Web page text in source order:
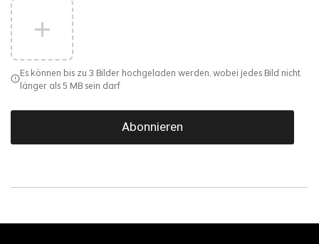
Es können bis zu 3 Bilder hochgeladen werden, wobei jedes Bild nicht
länger als 5 MB sein darf
Abonnieren